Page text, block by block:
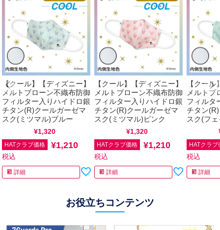
【クール】【ディズニー】
メルトブローン不織布防御
フィルター入りハイドロ銀
チタン(R)クールガーゼマ
スク(ミツマル)ブルー
¥1,320
HATクラブ価格 ¥1,210
税込
詳細
【クール】【ディズニー】
メルトブローン不織布防御
フィルター入りハイドロ銀
チタン(R)クールガーゼマ
スク(ミツマル)ピンク
¥1,320
HATクラブ価格 ¥1,210
税込
詳細
【クー
メルトブ
フィルタ
チタン
スク(フ
HATクラブ
税込
詳細
お役立ちコンテンツ